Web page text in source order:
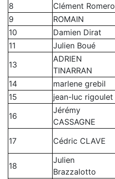
8
Clément Romero
9
ROMAIN
10
Damien Dirat
11
Julien Boué
13
ADRIEN
TINARRAN
14
marlene grebil
15
jean-luc rigoulet
16
Jérémy
CASSAGNE
17 Cédric CLAVE
18
Julien
Brazzalotto